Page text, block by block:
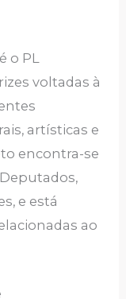
o PL
voltadas à
artísticas e
encontra-se
e está
ao